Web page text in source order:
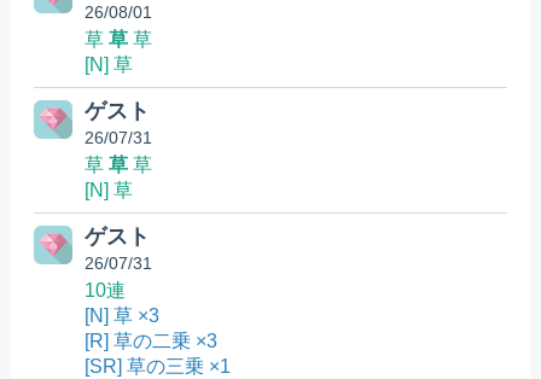
26/08/01
草 草草
[N] 草
ゲスト
26/07/31
草 草草
[N] 草
ゲスト
26/07/31
10連
[N] 草 ×3
[R] 草の二乗 ×3
[SR] 草の三乗 ×1